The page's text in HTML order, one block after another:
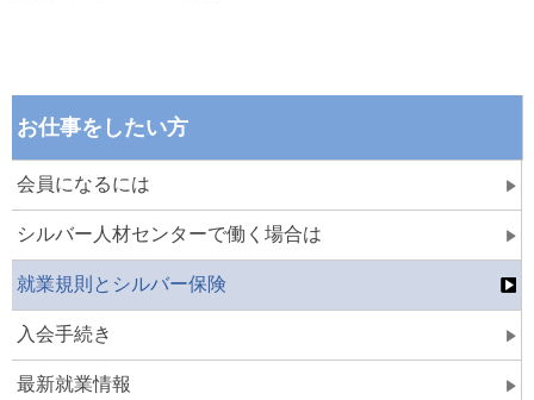
お仕事をしたい方
会員になるには
シルバー人材センターで働く場合は
就業規則とシルバー保険
入会手続き
最新就業情報